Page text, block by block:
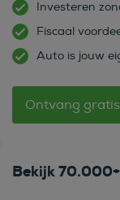
Investeren
Fiscaal
Auto is jouw
Ontvang
Bekijk